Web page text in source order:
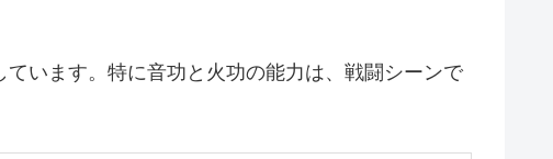
います。特に音功と火功の能力は、戦闘シーンで